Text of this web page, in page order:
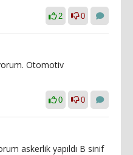
2 0
Otomotiv
0 0
askerlik yapıldı B sinif